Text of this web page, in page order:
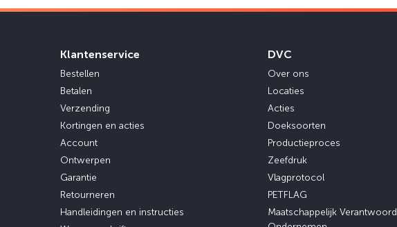
Klantenservice
Bestellen
Betalen
Verzending
Kortingen en acties
Account
Ontwerpen
Garantie
Retourneren
Handleidingen en instructies
DVC
Over ons
Locaties
Acties
Doeksoorten
Productieproces
Zeefdruk
Vlagprotocol
PETFLAG
Maatschappelijk Verantwoord